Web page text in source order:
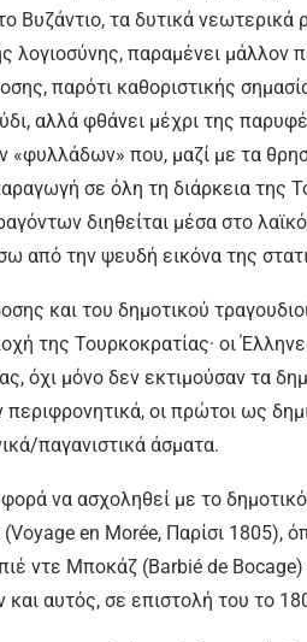
Βυ­ζάν­τιο, τα δυ­τι­κά νε­ω­τε­ρι­κά
λο­γι­ο­σύ­νης, πα­ρα­μέ­νει μάλλον
παρότι καθορι­στι­κής
αλλά φθάνει μέχρι της
που, μαζί με τα
σε όλη τη διάρκεια της
δι­η­θεί­ται μέ­σα στο
α­πό την ψευ­δή ει­κό­να της
και του δημοτικού
της Τουρκοκρατίας· οι
όχι μόνο δεν εκτιμούσαν τα
οι πρώτοι ως
παγανιστικά άσματα.
να ασχοληθεί με το
en Morée, Παρίσι 1805),
ντε Μποκάζ (Barbié de Bocage)
αυτός, σε επιστολή του το